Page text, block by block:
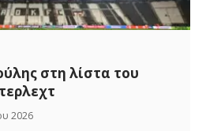
στη λίστα του
2026